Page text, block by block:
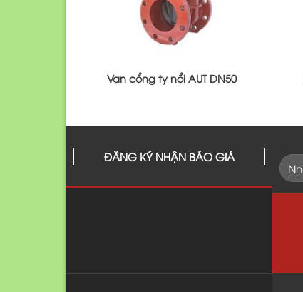
Van cổng ty nổi AUT DN50
ĐĂNG KÝ NHẬN BÁO GIÁ